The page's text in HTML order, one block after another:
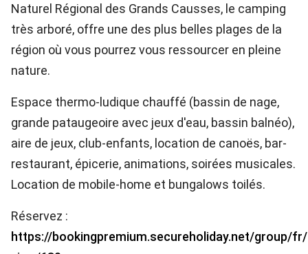
Naturel Régional des Grands Causses, le camping
très arboré, offre une des plus belles plages de la
région où vous pourrez vous ressourcer en pleine
nature.
Espace thermo-ludique chauffé (bassin de nage,
grande pataugeoire avec jeux d'eau, bassin balnéo),
aire de jeux, club-enfants, location de canoës, bar-
restaurant, épicerie, animations, soirées musicales.
Location de mobile-home et bungalows toilés.
Réservez :
https://bookingpremium.secureholiday.net/group/